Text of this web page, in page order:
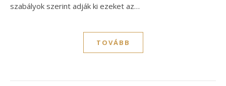
szabályok szerint adják ki ezeket az…
TOVÁBB